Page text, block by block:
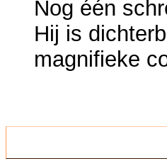
Nog één
Hij is
magnifieke